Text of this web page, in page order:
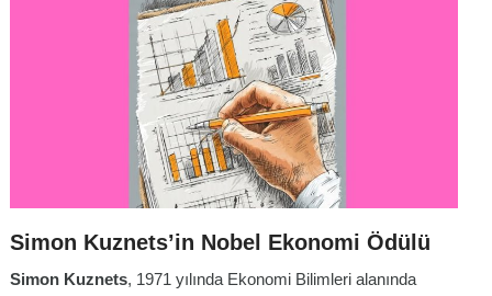
Simon Kuznets’in Nobel Ekonomi Ödülü
Simon Kuznets, 1971 yılında Ekonomi Bilimleri alanında